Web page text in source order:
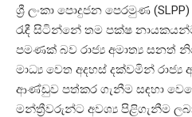
ශ්‍රී ලංකා පොදුජන පෙරමුණ
රැඳී සිටින්නේ තම පක්ෂ
පමණක් බව රාජ්‍ය අමාත්‍ය සනත්
මාධ්‍ය වෙත අදහස් දක්වමින් රාජ්‍ය
ආණ්ඩුව පත්කර ගැනීම සඳහා
මන්ත්‍රීවරුන්ට අවශ්‍ය පිළිගැනීම